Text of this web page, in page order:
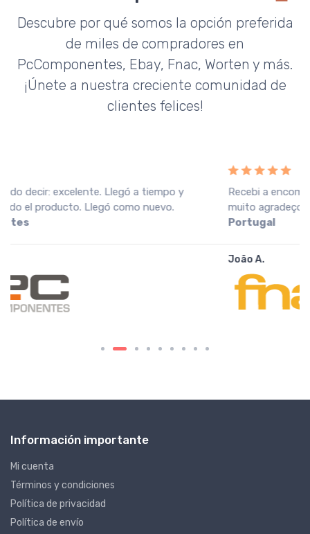
Descubre por qué somos la opción preferida
de miles de compradores en
PcComponentes, Ebay, Fnac, Worten y más.
¡Únete a nuestra creciente comunidad de
clientes felices!
Recebi a encomenda em perfeitas condições, o que
muito agradeço. Recomendo o vendedor.
Fnac
Portugal
Información importante
Mi cuenta
Términos y condiciones
Política de privacidad
Política de envío